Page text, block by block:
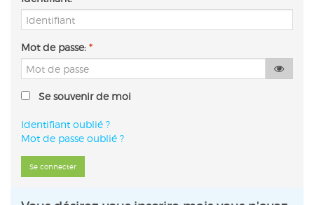
Mot de passe: *
Show
Se souvenir de moi
Identifiant oublié ?
Mot de passe oublié ?